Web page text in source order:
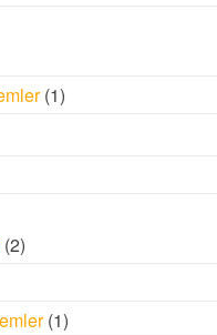
(1)
(2)
(1)